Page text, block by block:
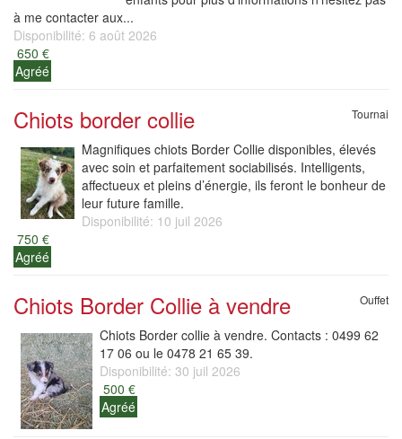
à me contacter aux...
Disponibilité: 6 août 2026
650 €
Agréé
Chiots border collie Tournai
Magnifiques chiots Border Collie disponibles, élevés
avec soin et parfaitement sociabilisés. Intelligents,
affectueux et pleins d’énergie, ils feront le bonheur de
leur future famille.
Disponibilité: 10 juil 2026
750 €
Agréé
Chiots Border Collie à vendre Ouffet
Chiots Border collie à vendre. Contacts : 0499 62
17 06 ou le 0478 21 65 39.
Disponibilité: 30 juil 2026
500 €
Agréé